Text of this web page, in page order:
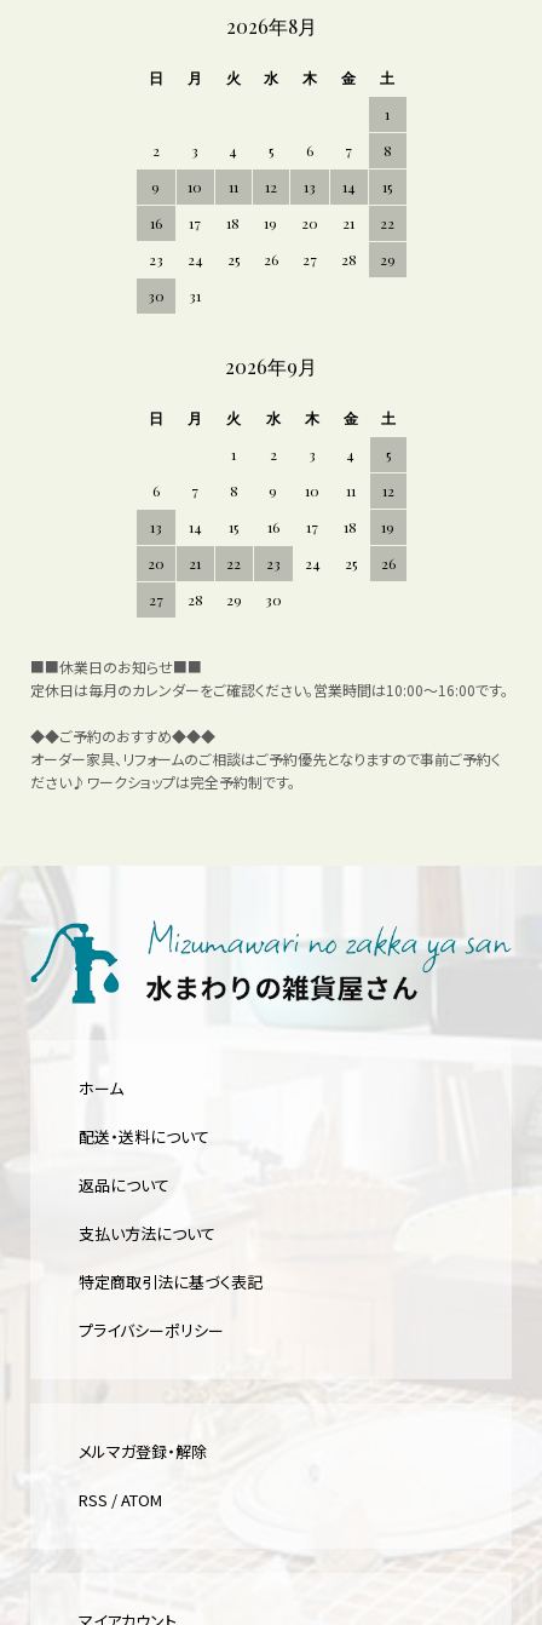
2026年8月
日 月 火 水 木 金
土
1
2
3 4 5 6 7
8
9
10 11 12 13 14
15
16
17 18 19 20 21
22
23
24 25 26 27 28
29
30
31
2026年9月
日 月 火 水 木 金
土
1
2 3 4
5
6
7 8 9 10 11
12
13
14 15 16 17 18
19
20
21 22 23 24 25
26
27
28 29 30
■■休業日のお知らせ■■
定休日は毎月のカレンダーをご確認ください。営業時間は10:00～16:00です。
◆◆ご予約のおすすめ◆◆◆
オーダー家具、リフォームのご相談はご予約優先となりますので事前ご予約く
ださい♪ワークショップは完全予約制です。
ホーム
配送・送料について
返品について
支払い方法について
特定商取引法に基づく表記
プライバシーポリシー
メルマガ登録・解除
RSS /ATOM